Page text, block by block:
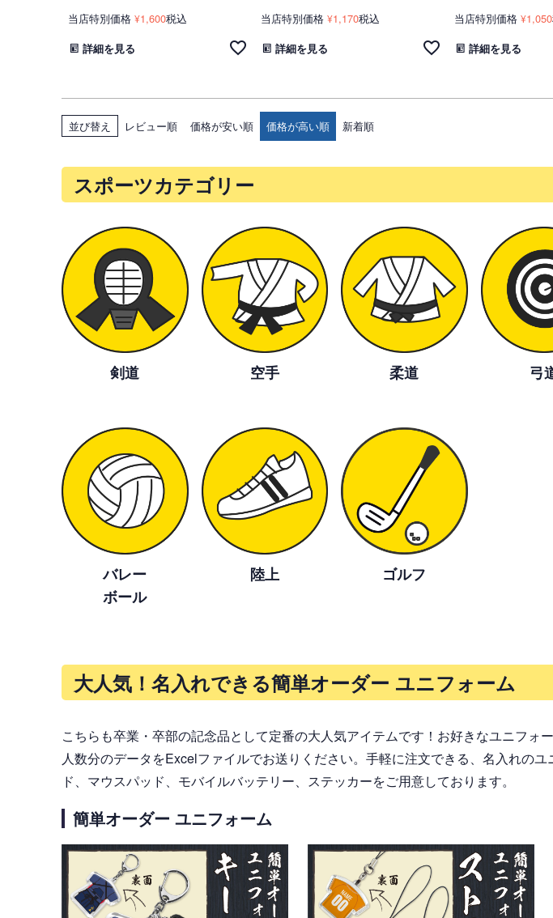
当店特別価格 ¥1,600税込
詳細を見る
当店特別価格 ¥1,170税込
詳細を見る
当店特別価格 ¥1,050
詳細を見る
並び替え レビュー順 価格が安い順 価格が高い順 新着順
スポーツカテゴリー
剣道 空手 柔道 弓
バレー
ボール
陸上 ゴルフ
大人気！名入れできる簡単オーダー ユニフォーム
こちらも卒業・卒部の記念品として定番の大人気アイテムです！お好きなユニフォ
人数分のデータをExcelファイルでお送りください。手軽に注文できる、名入れの
ド、マウスパッド、モバイルバッテリー、ステッカーをご用意しております。
簡単オーダー ユニフォーム